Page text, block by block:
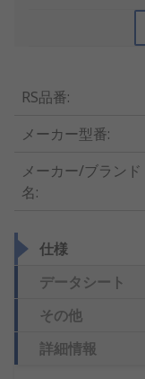
RS品番:
メーカー型番:
メーカー/ブランド
名:
仕様
データシート
その他
詳細情報